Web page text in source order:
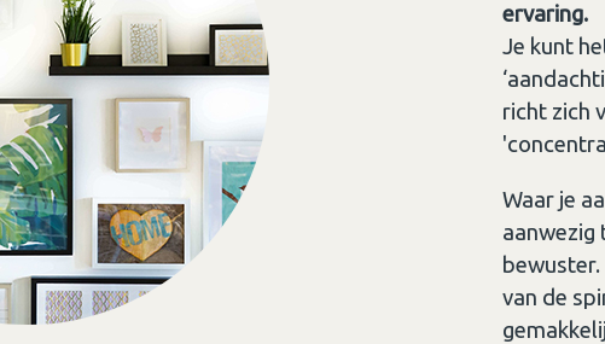
ervaring.
Je kunt
richt zich
Waar je
aanwezig
van de